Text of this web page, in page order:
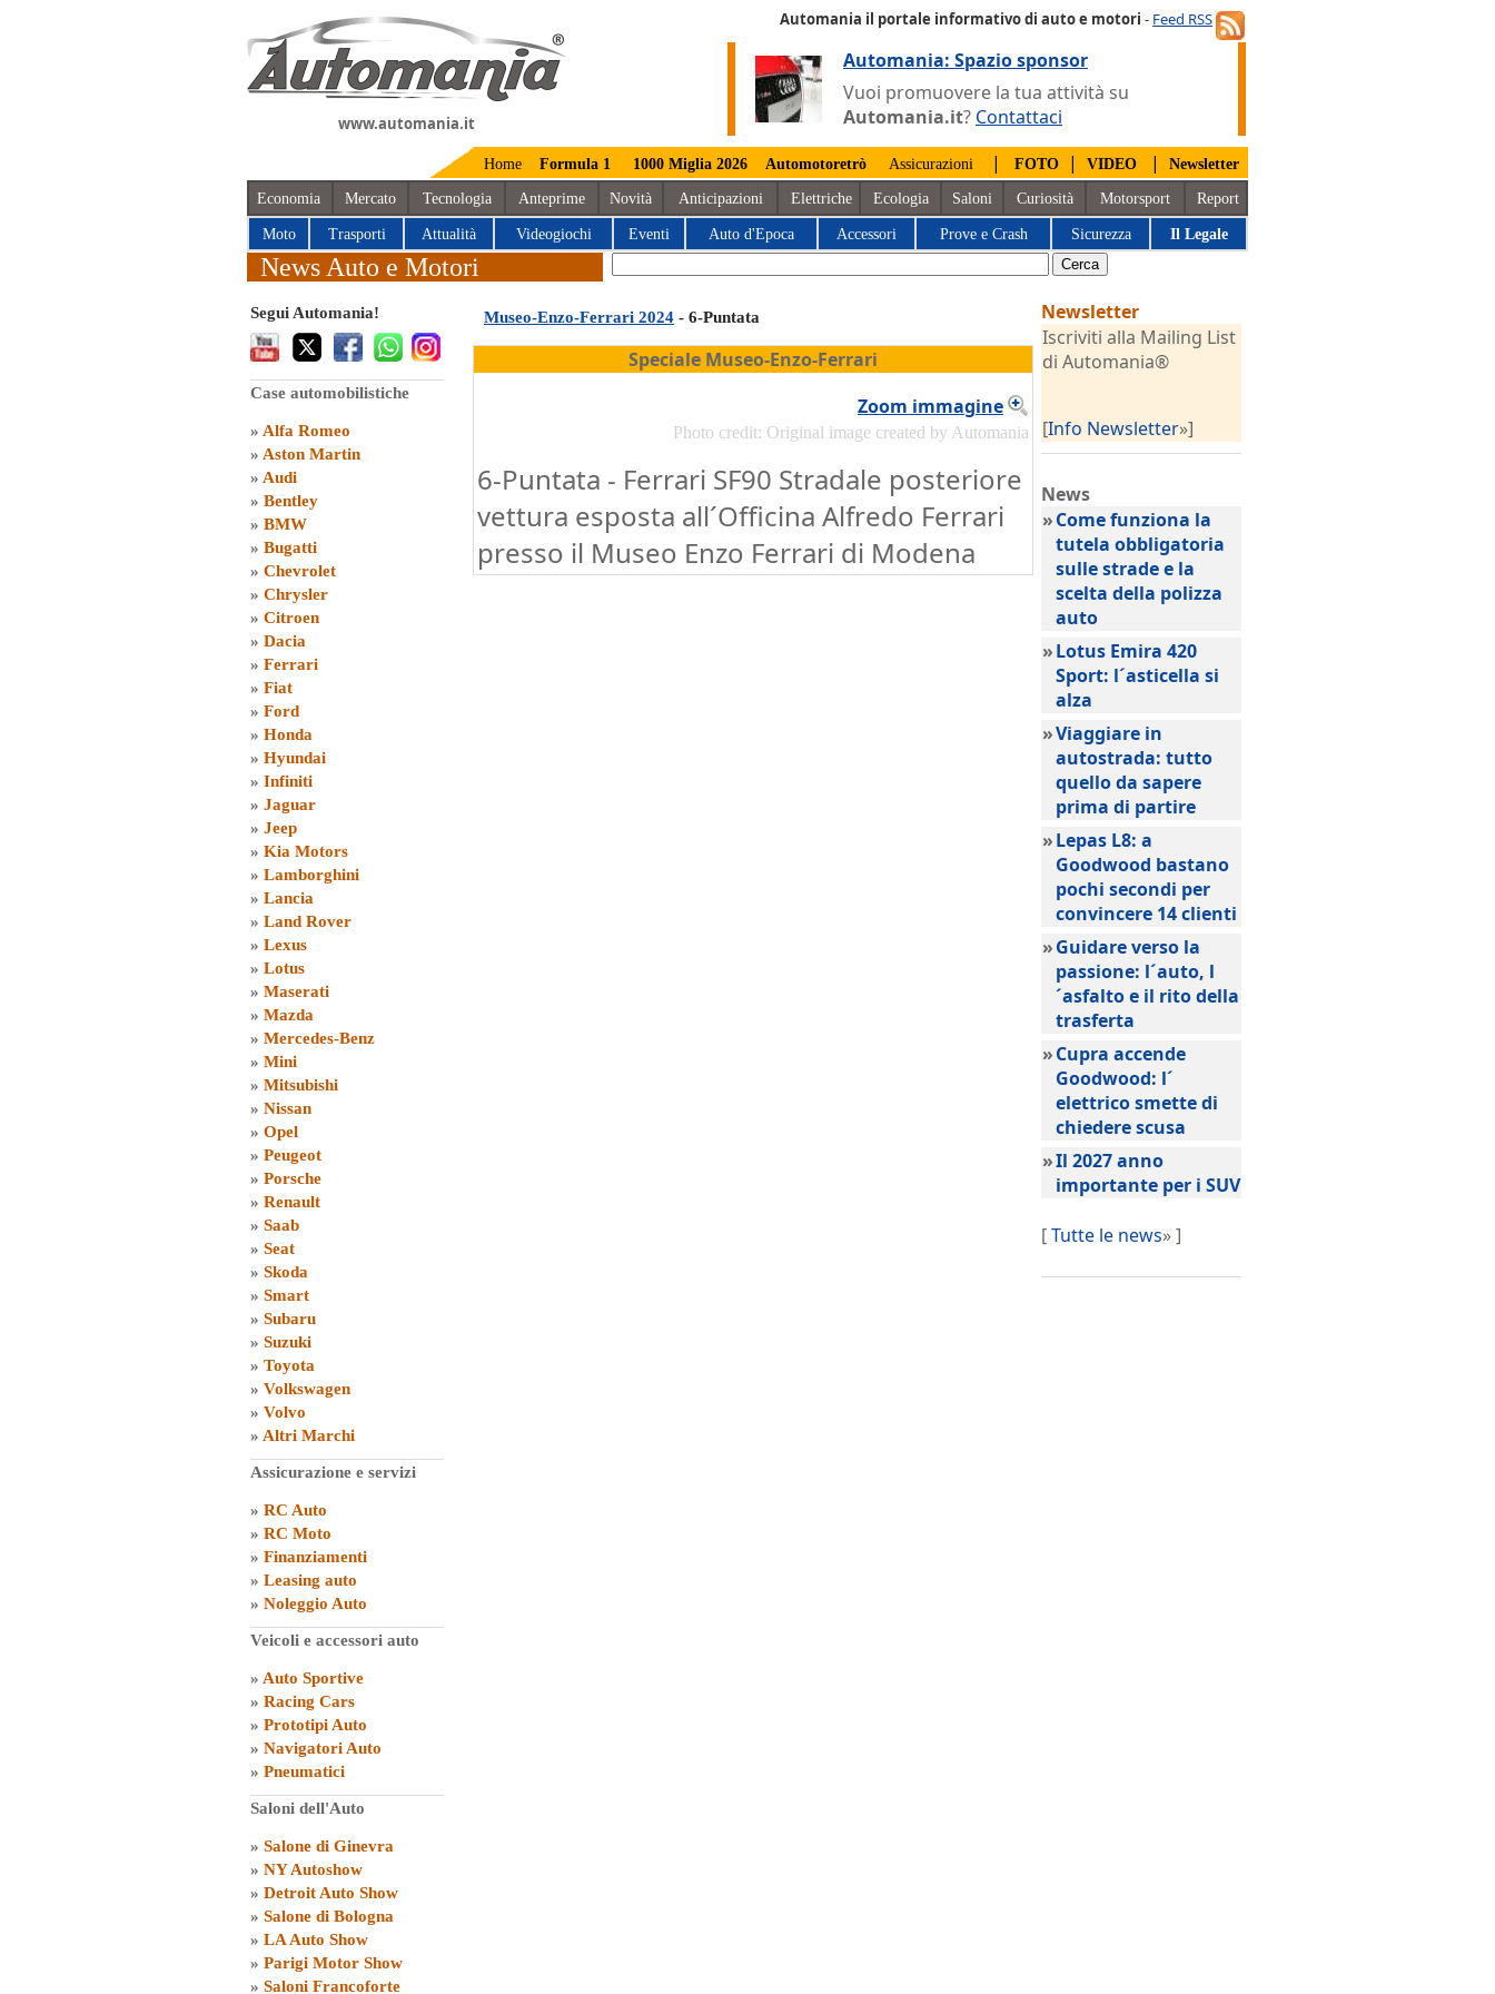
www.automania.it
Automania il portale informativo di auto e motori - Feed RSS
Automania: Spazio sponsor
Vuoi promuovere la tua attività su
Automania.it? Contattaci
Home Formula 1 1000 Miglia 2026 Automotoretrò Assicurazioni | FOTO | VIDEO | Newsletter
Economia Mercato Tecnologia Anteprime Novità Anticipazioni Elettriche Ecologia Saloni Curiosità Motorsport Report
Moto Trasporti Attualità Videogiochi Eventi Auto d'Epoca Accessori Prove e Crash Sicurezza Il Legale
News Auto e Motori
Segui Automania!
Case automobilistiche
» Alfa Romeo
» Aston Martin
» Audi
» Bentley
» BMW
» Bugatti
» Chevrolet
» Chrysler
» Citroen
» Dacia
» Ferrari
» Fiat
» Ford
» Honda
» Hyundai
» Infiniti
» Jaguar
» Jeep
» Kia Motors
» Lamborghini
» Lancia
» Land Rover
» Lexus
» Lotus
» Maserati
» Mazda
» Mercedes-Benz
» Mini
» Mitsubishi
» Nissan
» Opel
» Peugeot
» Porsche
» Renault
» Saab
» Seat
» Skoda
» Smart
» Subaru
» Suzuki
» Toyota
» Volkswagen
» Volvo
» Altri Marchi
Assicurazione e servizi
» RC Auto
» RC Moto
» Finanziamenti
» Leasing auto
» Noleggio Auto
Veicoli e accessori auto
» Auto Sportive
» Racing Cars
» Prototipi Auto
» Navigatori Auto
» Pneumatici
Saloni dell'Auto
» Salone di Ginevra
» NY Autoshow
» Detroit Auto Show
» Salone di Bologna
» LA Auto Show
» Parigi Motor Show
» Saloni Francoforte
Museo-Enzo-Ferrari 2024 - 6-Puntata
Speciale Museo-Enzo-Ferrari
Zoom immagine
Photo credit: Original image created by Automania
6-Puntata - Ferrari SF90 Stradale posteriore
vettura esposta all´Officina Alfredo Ferrari
presso il Museo Enzo Ferrari di Modena
Newsletter
Iscriviti alla Mailing List
di Automania®
[Info Newsletter»]
News
»Come funziona la
tutela obbligatoria
sulle strade e la
scelta della polizza
auto
»Lotus Emira 420
Sport: l´asticella si
alza
»Viaggiare in
autostrada: tutto
quello da sapere
prima di partire
»Lepas L8: a
Goodwood bastano
pochi secondi per
convincere 14 clienti
»Guidare verso la
passione: l´auto, l
´asfalto e il rito della
trasferta
»Cupra accende
Goodwood: l´
elettrico smette di
chiedere scusa
»Il 2027 anno
importante per i SUV
[Tutte le news» ]